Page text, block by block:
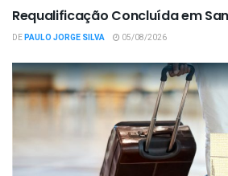
Requalificação Concluída em
DEPAULO JORGE SILVA 05/08/2026